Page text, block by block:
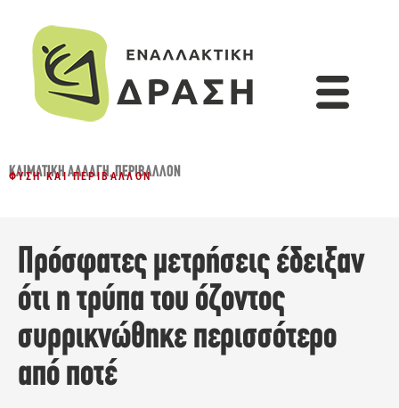
ΚΛΙΜΑΤΙΚΉ ΑΛΛΑΓΉ,ΠΕΡΙΒΆΛΛΟΝ
ΦΎΣΗ ΚΑΙ ΠΕΡΙΒΆΛΛΟΝ
Πρόσφατες μετρήσεις έδειξαν
ότι η τρύπα του όζοντος
συρρικνώθηκε περισσότερο
από ποτέ